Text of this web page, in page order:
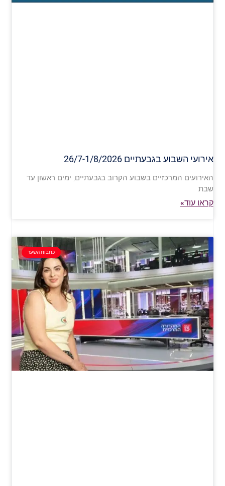
אירועי השבוע בגבעתיים 26/7-1/8/2026
האירועים המרכזיים בשבוע הקרוב בגבעתיים, ימים ראשון עד
שבת
קראו עוד»
כתבות השער